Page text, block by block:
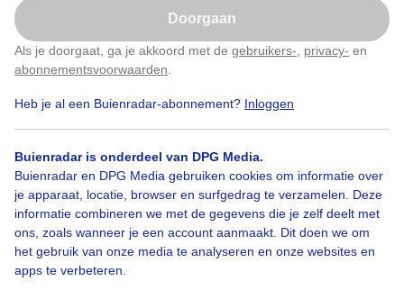
Doorgaan
Als je doorgaat, ga je akkoord met de gebruikers- privacy- en
abonnementsvoorwaarden
Heb je al een Buienradar-abonnement? Inloggen
Buienradar is onderdeel van DPG Media.
Buienradar en DPG Media gebruiken cookies om informatie over
je apparaat, locatie, browser en surfgedrag te verzamelen. Deze
informatie combineren we met de gegevens die je zelf deelt met
ons, zoals wanneer je een account aanmaakt. Dit doen we om
het gebruik van onze media te analyseren en onze websites en
apps te verbeteren.
wolkenluchten/ zonnig
Zon Wolken
Bekijk slideshow
Klik hierom dit aan te passen